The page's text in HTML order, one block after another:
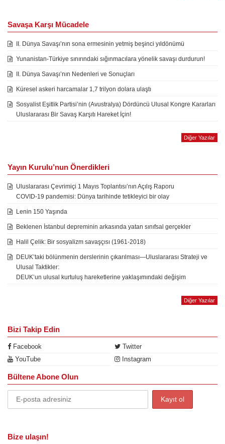
Savaşa Karşı Mücadele
II. Dünya Savaşı’nın sona ermesinin yetmiş beşinci yıldönümü
Yunanistan-Türkiye sınırındaki sığınmacılara yönelik savaşı durdurun!
II. Dünya Savaşı’nın Nedenleri ve Sonuçları
Küresel askeri harcamalar 1,7 trilyon dolara ulaştı
Sosyalist Eşitlik Partisi’nin (Avustralya) Dördüncü Ulusal Kongre Kararları
Uluslararası Bir Savaş Karşıtı Hareket İçin!
Diğer Yazılar
Yayın Kurulu’nun Önerdikleri
Uluslararası Çevrimiçi 1 Mayıs Toplantısı’nın Açılış Raporu
COVID-19 pandemisi: Dünya tarihinde tetikleyici bir olay
Lenin 150 Yaşında
Beklenen İstanbul depreminin arkasında yatan sınıfsal gerçekler
Halil Çelik: Bir sosyalizm savaşçısı (1961-2018)
DEUK’taki bölünmenin derslerinin çıkarılması—Uluslararası Strateji ve
Ulusal Taktikler:
DEUK’un ulusal kurtuluş hareketlerine yaklaşımındaki değişim
Diğer Yazılar
Bizi Takip Edin
Facebook
Twitter
YouTube
Instagram
Bültene Abone Olun
Bize ulaşın!